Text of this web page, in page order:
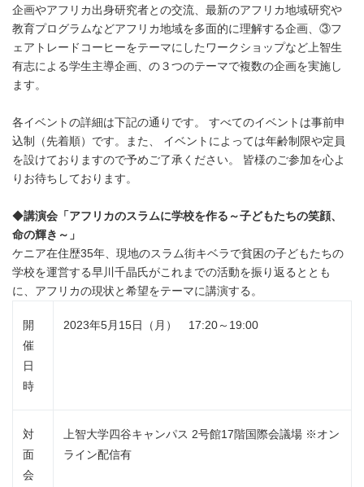
企画やアフリカ出身研究者との交流、最新のアフリカ地域研究や
教育プログラムなどアフリカ地域を多面的に理解する企画、③フ
ェアトレードコーヒーをテーマにしたワークショップなど上智生
有志による学生主導企画、の３つのテーマで複数の企画を実施し
ます。
各イベントの詳細は下記の通りです。 すべてのイベントは事前申
込制（先着順）です。また、 イベントによっては年齢制限や定員
を設けておりますので予めご了承ください。 皆様のご参加を心よ
りお待ちしております。
◆講演会「アフリカのスラムに学校を作る～子どもたちの笑顔、
命の輝き～」
ケニア在住歴35年、現地のスラム街キベラで貧困の子どもたちの
学校を運営する早川千晶氏がこれまでの活動を振り返るととも
に、アフリカの現状と希望をテーマに講演する。
開
催
日
時
2023年5月15日（月） 17:20～19:00
対
面
会
上智大学四谷キャンパス 2号館17階国際会議場 ※オン
ライン配信有